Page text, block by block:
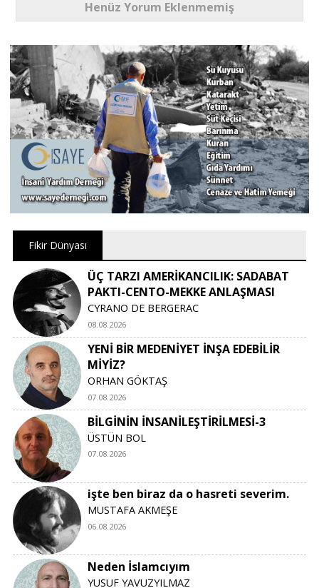
Henüz Yorum Eklenmemiş
Fikir Dünyası
ÜÇ TARZI AMERİKANCILIK: SADABAT
PAKTI-CENTO-MEKKE ANLAŞMASI
CYRANO DE BERGERAC
08.08.2026
YENİ BİR MEDENİYET İNŞA EDEBİLİR
MİYİZ?
ORHAN GÖKTAŞ
07.08.2026
BİLGİNİN İNSANİLEŞTİRİLMESİ-3
ÜSTÜN BOL
07.08.2026
işte ben biraz da o hasreti severim.
MUSTAFA AKMEŞE
06.08.2026
Neden İslamcıyım
YUSUF YAVUZYILMAZ